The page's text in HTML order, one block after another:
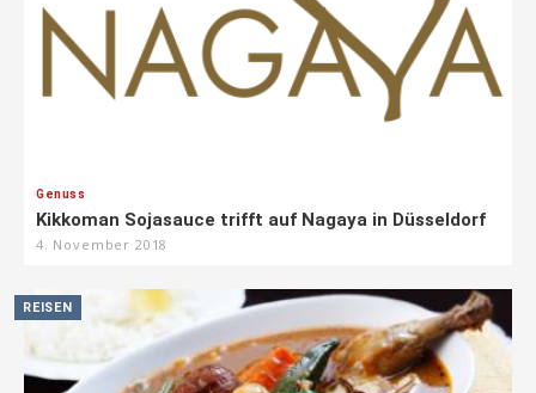
Genuss
Kikkoman Sojasauce trifft auf Nagaya in Düsseldorf
4. November 2018
REISEN